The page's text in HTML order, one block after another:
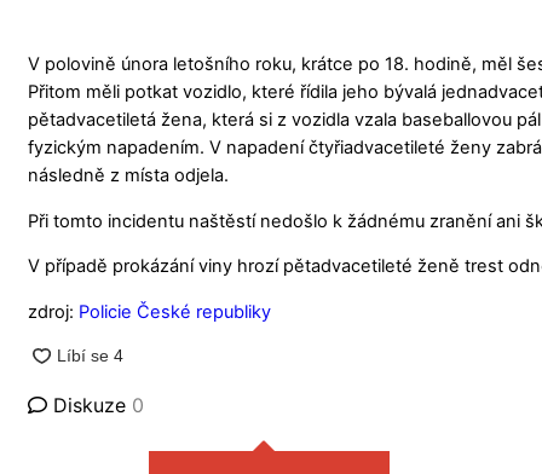
V polovině února letošního roku, krátce po 18. hodině, měl
Přitom měli potkat vozidlo, které řídila jeho bývalá
pětadvacetiletá žena, která si z vozidla vzala baseballovou
fyzickým napadením. V napadení čtyřiadvacetileté ženy
následně z místa odjela.
Při tomto incidentu naštěstí nedošlo k žádnému zranění ani
V případě prokázání viny hrozí pětadvacetileté ženě trest
zdroj: Policie České republiky
Diskuze 0